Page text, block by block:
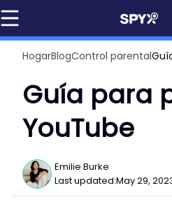
HogarBlogControl parental
Guía para
YouTube
Emilie Burke
Last updated:May 29,